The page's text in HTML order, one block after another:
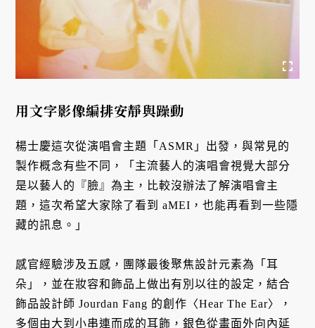
用文字影像編排安靜與躁動
楊士慶這次從演唱會主題「ASMR」出發，與常見的
製作概念有些不同，「主流藝人的演唱會視覺大部分
是以藝人的『臉』為主，比較沒辦法了解演唱會主
題，這次希望大家除了看到 aMEI，也能再看到一些隱
藏的訊息。」
感官經驗涉及五感，團隊最後聚焦設計元素為「耳
朵」，並在妝容和飾品上做出有別以往的設定，結合
飾品設計師 Jourdan Fang 的創作〈Hear The Ear〉，
多個由大到小串連而成的耳飾，銀色從畫面外向內延